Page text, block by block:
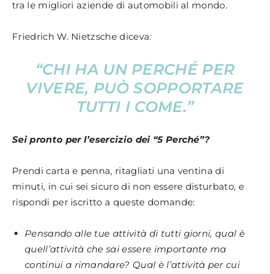
tra le migliori aziende di automobili al mondo.
Friedrich W. Nietzsche diceva:
“CHI HA UN PERCHÉ PER
VIVERE, PUÒ SOPPORTARE
TUTTI I COME.”
Sei pronto per l’esercizio dei “5 Perché”?
Prendi carta e penna, ritagliati una ventina di
minuti, in cui sei sicuro di non essere disturbato, e
rispondi per iscritto a queste domande:
Pensando alle tue attività di tutti giorni, qual è
quell’attività che sai essere importante ma
continui a rimandare? Qual è l’attività per cui